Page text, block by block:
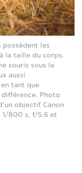
possèdent les
la taille du corps.
souris sous la
aussi
tant que
Photo
objectif Canon
1/800 s, f/5.6 et